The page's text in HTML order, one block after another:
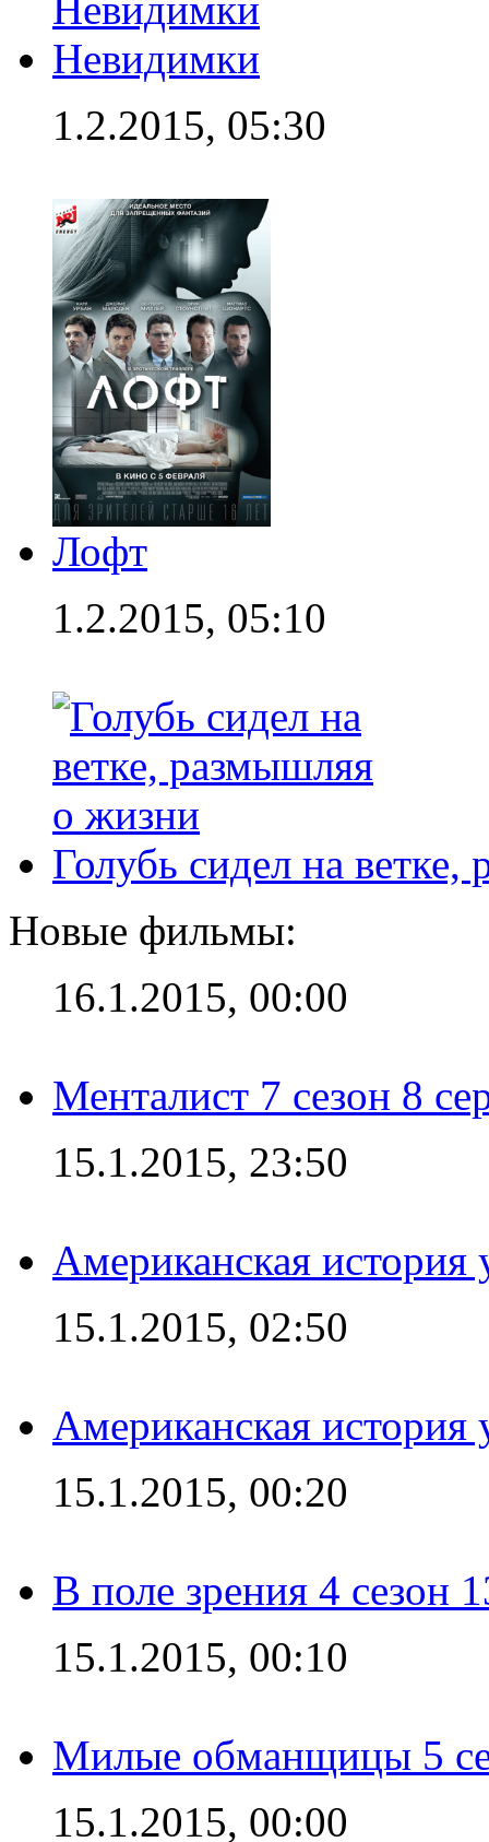
Невидимки
1.2.2015, 05:30
Лофт
1.2.2015, 05:10
Голубь сидел на
Новые фильмы:
16.1.2015, 00:00
Менталист 7 сезон 8
15.1.2015, 23:50
Американская история
15.1.2015, 02:50
Американская история
15.1.2015, 00:20
В поле зрения 4 сезон
15.1.2015, 00:10
Милые обманщицы 5
15.1.2015, 00:00